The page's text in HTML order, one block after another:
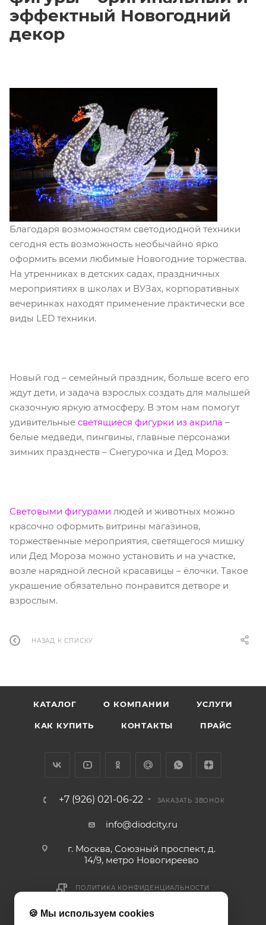
эффектный Новогодний
декор
Благодаря возможностям светодиодной техники
сегодня есть возможность необычайно ярко
оформить всеми любимые Новогодние торжества.
На утренниках в детских садах, праздничных
мероприятиях в школах и ВУЗах, корпоративных
вечеринках находят применение практически все
виды LED техники.
Новый год – семейный праздник, больше всего его
ждут дети, и задача взрослых создать для малышей
сказочную яркую атмосферу. В этом нам помогут
удивительные светящиеся фигурки из акрила –
белые медведи, пингвины, главные персонажи
зимних празднеств – Снегурочка и Дед Мороз.
Световыми фигурами людей и животных можно
красочно оформить витрины магазинов,
торжественные мероприятия, светящегося мишку
или Дед Мороза можно установить и на участке,
возле нарядной лесной красавицы – ёлочки. Такое
украшение обязательно понравится детворе и
взрослым.
НАЗАД К СПИСКУ
КАТАЛОГ О КОМПАНИИ УСЛУГИ
КАК КУПИТЬ КОНТАКТЫ ПРАЙС
+7 (926) 021-06-22 ЗАКАЗАТЬ ЗВОНОК
info@diodcity.ru
г. Москва, Союзный проспект, д.
14/9, метро Новогиреево
ПОЛИТИКА КОНФИДЕНЦИАЛЬНОСТИ
🍪 Мы используем cookies